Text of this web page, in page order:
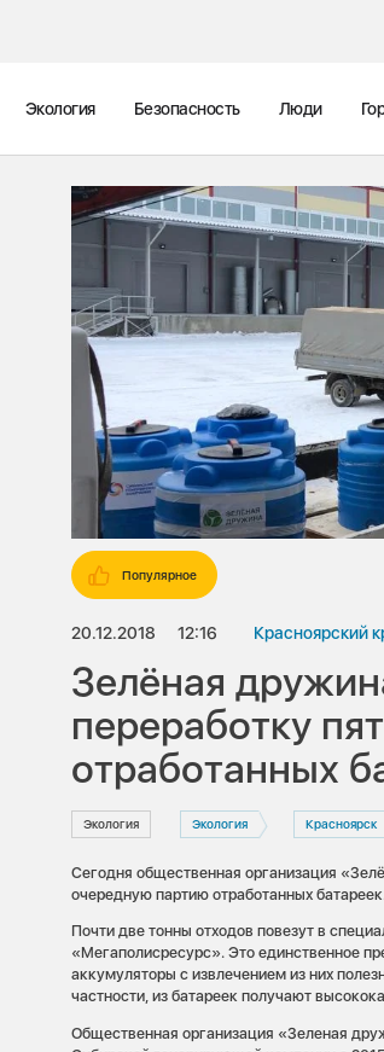
Экология Безопасность Люди
Популярное
20.12.2018 12:16 Красноярский
Зелёная
переработку
отработанных
Экология Экология Красноярск
Сегодня общественная организация
очередную партию отработанных
Почти две тонны отходов повезут в
«Мегаполисресурс». Это единственное
аккумуляторы с извлечением из них
частности, из батареек получают
Общественная организация «Зеленая